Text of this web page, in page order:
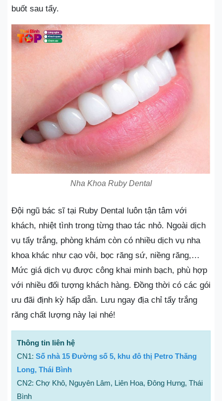
buốt sau tẩy.
Nha Khoa Ruby Dental
Đội ngũ bác sĩ tại Ruby Dental luôn tận tâm với
khách, nhiệt tình trong từng thao tác nhỏ. Ngoài dịch
vụ tẩy trắng, phòng khám còn có nhiều dịch vụ nha
khoa khác như cạo vôi, bọc răng sứ, niềng răng,…
Mức giá dịch vụ được công khai minh bạch, phù hợp
với nhiều đối tượng khách hàng. Đồng thời có các gói
ưu đãi định kỳ hấp dẫn. Lưu ngay địa chỉ tẩy trắng
răng chất lượng này lại nhé!
Thông tin liên hệ
CN1: Số nhà 15 Đường số 5, khu đô thị Petro Thăng
Long, Thái Bình
CN2: Chợ Khô, Nguyên Lâm, Liên Hoa, Đông Hưng, Thái
Bình